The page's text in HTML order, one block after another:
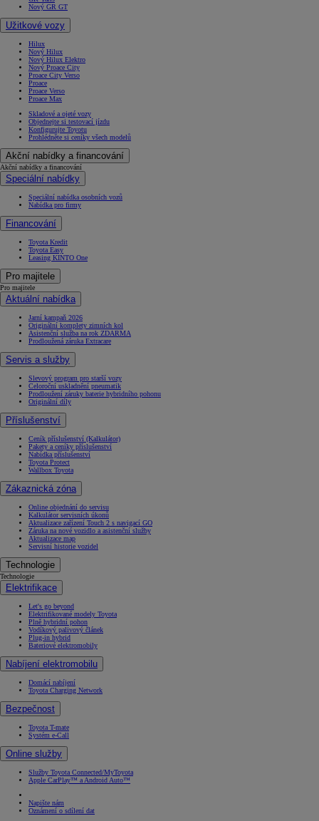
Nový GR GT
Užitkové vozy
Hilux
Nový Hilux
Nový Hilux Elektro
Nový Proace City
Proace City Verso
Proace
Proace Verso
Proace Max
Skladové a ojeté vozy
Objednejte si testovací jízdu
Konfigurujte Toyotu
Prohlédněte si ceníky všech modelů
Akční nabídky a financování
Akční nabídky a financování
Speciální nabídky
Speciální nabídka osobních vozů
Nabídka pro firmy
Financování
Toyota Kredit
Toyota Easy
Leasing KINTO One
Pro majitele
Pro majitele
Aktuální nabídka
Jarní kampaň 2026
Originální komplety zimních kol
Asistenční služba na rok ZDARMA
Prodloužená záruka Extracare
Servis a služby
Slevový program pro starší vozy
Celoroční uskladnění pneumatik
Prodloužení záruky baterie hybridního pohonu
Originální díly
Příslušenství
Ceník příslušenství (Kalkulátor)
Pakety a ceníky příslušenství
Nabídka příslušenství
Toyota Protect
Wallbox Toyota
Zákaznická zóna
Online objednání do servisu
Kalkulátor servisních úkonů
Aktualizace zařízení Touch 2 s navigací GO
Záruka na nové vozidlo a asistenční služby
Aktualizace map
Servisní historie vozidel
Technologie
Technologie
Elektrifikace
Let's go beyond
Elektrifikované modely Toyota
Plně hybridní pohon
Vodíkový palivový článek
Plug-in hybrid
Bateriové elektromobily
Nabíjení elektromobilu
Domácí nabíjení
Toyota Charging Network
Bezpečnost
Toyota T-mate
Systém e-Call
Online služby
Služby Toyota Connected/MyToyota
Apple CarPlay™ a Android Auto™
Napište nám
Oznámení o sdílení dat